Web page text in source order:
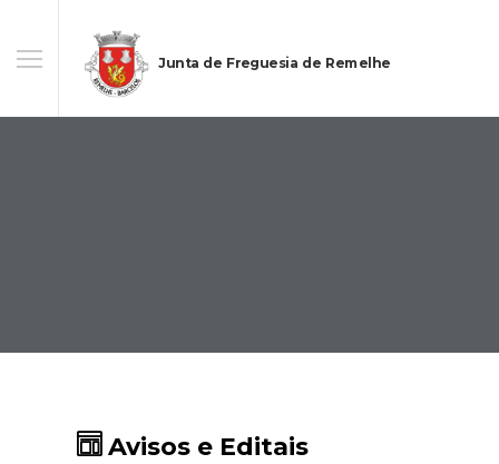
Junta de Freguesia de Remelhe
Avisos e Editais